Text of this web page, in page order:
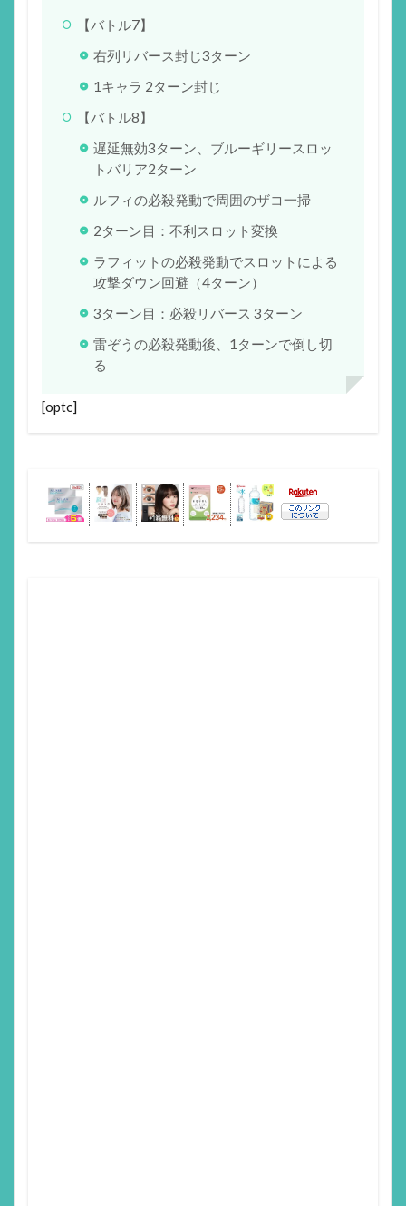
【バトル7】
右列リバース封じ3ターン
1キャラ 2ターン封じ
【バトル8】
遅延無効3ターン、ブルーギリースロッ
トバリア2ターン
ルフィの必殺発動で周囲のザコ一掃
2ターン目：不利スロット変換
ラフィットの必殺発動でスロットによる
攻撃ダウン回避（4ターン）
3ターン目：必殺リバース 3ターン
雷ぞうの必殺発動後、1ターンで倒し切
る
[optc]